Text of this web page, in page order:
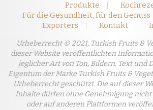
Produkte
Für die Gesundheit, für den Genuss
Exporters
Kontakt
Urheberrecht © 2021, Turkish Fruits &
dieser Website veröffentlichten
jeglicher Art von Ton, Bildern, Text und
Eigentum der Marke Turkish Fruits &
Urheberrecht geschützt. Die auf dieser
Inhalte dürfen ohne Genehmigung
oder auf anderen Plattformen